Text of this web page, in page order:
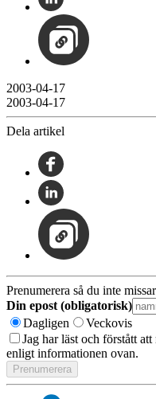
2003-04-17
2003-04-17
Dela artikel
Prenumerera så du inte
Din epost (obligatorisk)
Dagligen
Veckovis
Jag har läst och förstått
enligt informationen ovan.